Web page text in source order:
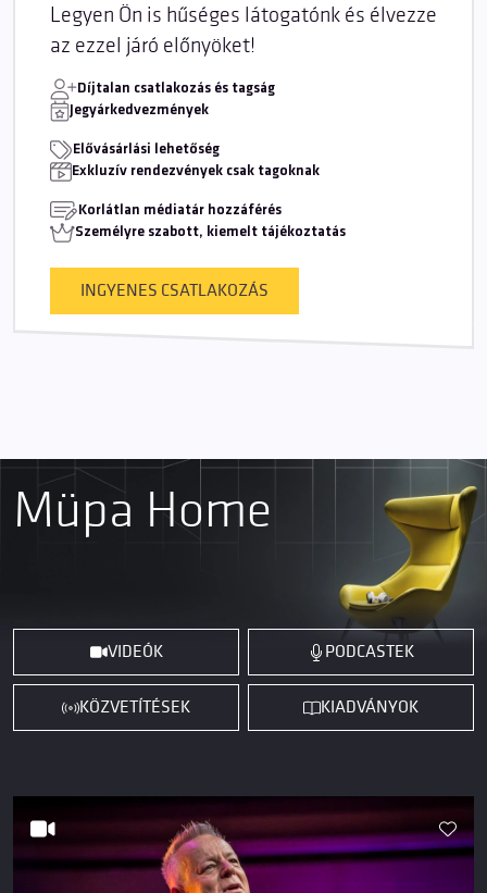
Legyen Ön is hűséges látogatónk és élvezze
az ezzel járó előnyöket!
Díjtalan csatlakozás és tagság
Jegyárkedvezmények
Elővásárlási lehetőség
Exkluzív rendezvények csak tagoknak
Korlátlan médiatár hozzáférés
Személyre szabott, kiemelt tájékoztatás
INGYENES CSATLAKOZÁS
Müpa Home
VIDEÓK PODCASTEK
KÖZVETÍTÉSEK KIADVÁNYOK